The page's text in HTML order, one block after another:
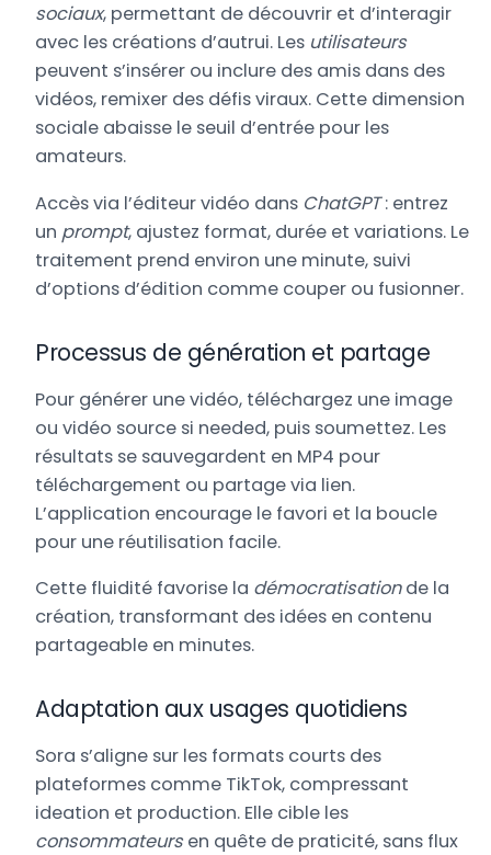
sociaux, permettant de découvrir et d’interagir
avec les créations d’autrui. Les utilisateurs
peuvent s’insérer ou inclure des amis dans des
vidéos, remixer des défis viraux. Cette dimension
sociale abaisse le seuil d’entrée pour les
amateurs.
Accès via l’éditeur vidéo dans ChatGPT: entrez
un prompt, ajustez format, durée et variations. Le
traitement prend environ une minute, suivi
d’options d’édition comme couper ou fusionner.
Processus de génération et partage
Pour générer une vidéo, téléchargez une image
ou vidéo source si needed, puis soumettez. Les
résultats se sauvegardent en MP4 pour
téléchargement ou partage via lien.
L’application encourage le favori et la boucle
pour une réutilisation facile.
Cette fluidité favorise la démocratisationde la
création, transformant des idées en contenu
partageable en minutes.
Adaptation aux usages quotidiens
Sora s’aligne sur les formats courts des
plateformes comme TikTok, compressant
ideation et production. Elle cible les
consommateurs en quête de praticité, sans flux